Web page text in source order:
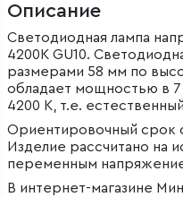
Описание
Светодиодная лампа
4200K GU10.
размерами 58 мм по
обладает мощностью в
4200 К, т.е.
Ориентировочный срок
Изделие рассчитано на
переменным
В интернет-магазине